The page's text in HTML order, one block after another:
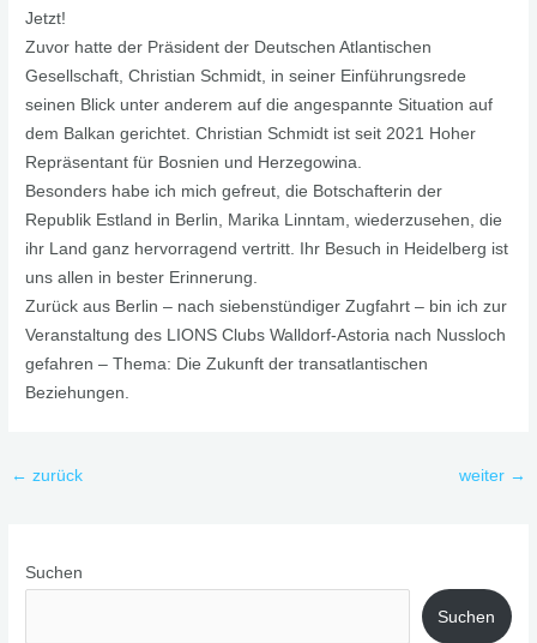
Jetzt!
Zuvor hatte der Präsident der Deutschen Atlantischen
Gesellschaft, Christian Schmidt, in seiner Einführungsrede
seinen Blick unter anderem auf die angespannte Situation auf
dem Balkan gerichtet. Christian Schmidt ist seit 2021 Hoher
Repräsentant für Bosnien und Herzegowina.
Besonders habe ich mich gefreut, die Botschafterin der
Republik Estland in Berlin, Marika Linntam, wiederzusehen, die
ihr Land ganz hervorragend vertritt. Ihr Besuch in Heidelberg ist
uns allen in bester Erinnerung.
Zurück aus Berlin – nach siebenstündiger Zugfahrt – bin ich zur
Veranstaltung des LIONS Clubs Walldorf-Astoria nach Nussloch
gefahren – Thema: Die Zukunft der transatlantischen
Beziehungen.
← zurück weiter →
Suchen
Suchen